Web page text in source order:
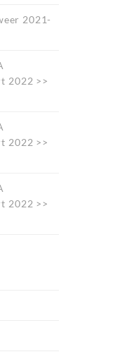
2021-
2022 >>
2022 >>
2022 >>